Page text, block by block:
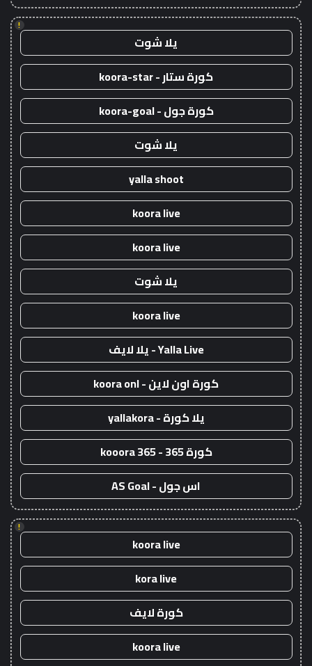
!
يلا شوت
كورة ستار - koora-star
كورة جول - koora-goal
يلا شوت
yalla shoot
koora live
koora live
يلا شوت
koora live
Yalla Live - يلا لايف
كورة اون لاين - koora onl
يلا كورة - yallakora
كورة 365 - kooora 365
اس جول - AS Goal
!
koora live
kora live
كورة لايف
koora live